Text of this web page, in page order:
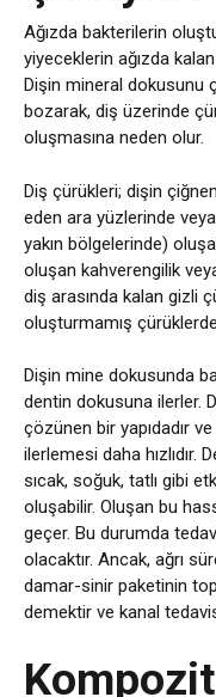
Ağızda bakterilerin
yiyeceklerin ağızda
Dişin mineral dokusunu
bozarak, diş üzerinde
oluşmasına neden olur.
Diş çürükleri; dişin
eden ara yüzlerinde
yakın bölgelerinde)
oluşan kahverengilik
diş arasında kalan gizli
oluşturmamış
Dişin mine dokusunda
dentin dokusuna ilerler.
çözünen bir yapıdadır
ilerlemesi daha hızlıdır.
sıcak, soğuk, tatlı gibi
oluşabilir. Oluşan bu
geçer. Bu durumda
olacaktır. Ancak, ağrı
damar-sinir paketinin
demektir ve kanal